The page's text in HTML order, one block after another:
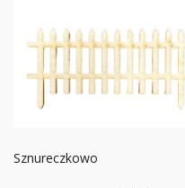
Sznureczkowo